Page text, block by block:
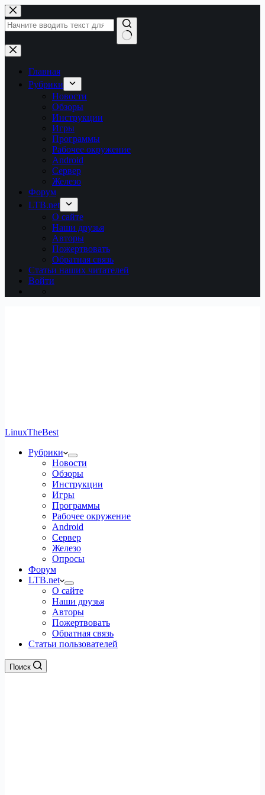
Перейти
к
сути
Ничего
не
найденоГлавная
Рубрики
Новости
Обзоры
Инструкции
Игры
Программы
Рабочее окружение
Android
Сервер
Железо
Форум
LTB.net
О сайте
Наши друзья
Авторы
Пожертвовать
Обратная связь
Статьи наших читателей
Войти
LinuxTheBest
Рубрики
Новости
Обзоры
Инструкции
Игры
Программы
Рабочее окружение
Android
Сервер
Железо
Опросы
Форум
LTB.net
О сайте
Наши друзья
Авторы
Пожертвовать
Обратная связь
Статьи пользователей
Поиск